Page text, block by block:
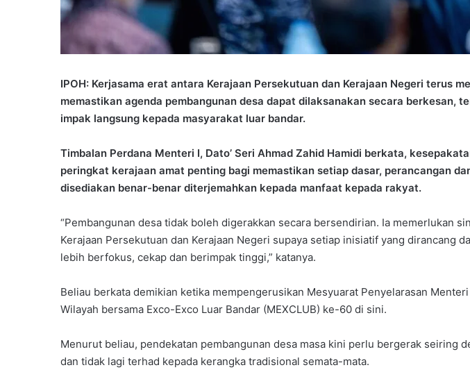
IPOH: Kerjasama erat antara Kerajaan Persekutuan dan Kerajaan Negeri terus
memastikan agenda pembangunan desa dapat dilaksanakan secara berkesan,
impak langsung kepada masyarakat luar bandar.
Timbalan Perdana Menteri I, Dato’ Seri Ahmad Zahid Hamidi berkata,
peringkat kerajaan amat penting bagi memastikan setiap dasar, perancangan
disediakan benar-benar diterjemahkan kepada manfaat kepada rakyat.
“Pembangunan desa tidak boleh digerakkan secara bersendirian. Ia memerlukan
Kerajaan Persekutuan dan Kerajaan Negeri supaya setiap inisiatif yang dirancang
lebih berfokus, cekap dan berimpak tinggi,” katanya.
Beliau berkata demikian ketika mempengerusikan Mesyuarat Penyelarasan Menteri
Wilayah bersama Exco-Exco Luar Bandar (MEXCLUB) ke-60 di sini.
Menurut beliau, pendekatan pembangunan desa masa kini perlu bergerak seiring
dan tidak lagi terhad kepada kerangka tradisional semata-mata.